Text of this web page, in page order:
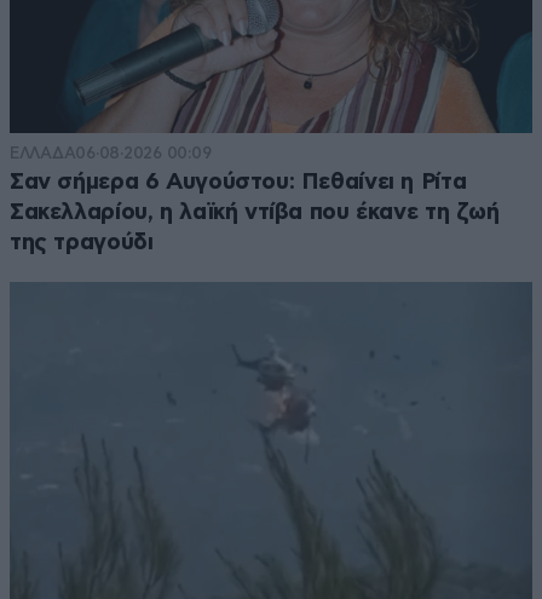
ΕΛΛΑΔΑ06·08·2026 00:09
Σαν σήμερα 6 Αυγούστου: Πεθαίνει η Ρίτα
Σακελλαρίου, η λαϊκή ντίβα που έκανε τη ζωή
της τραγούδι